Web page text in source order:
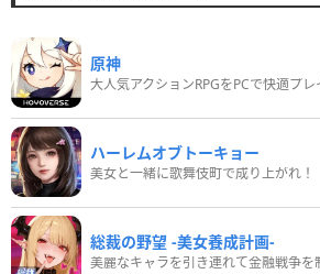
原神
大人気アクションRPGをPCで快適プレ
ハーレムオブトーキョー
美女と一緒に歌舞伎町で成り上がれ！
総裁の野望 -美女養成計画-
美麗なキャラを引き連れて金融戦争を